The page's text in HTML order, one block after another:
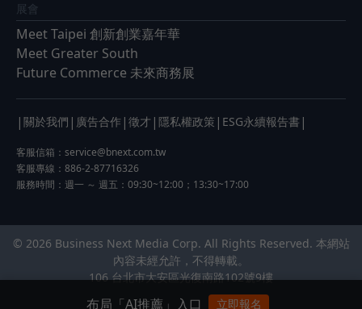
展會
Meet Taipei 創新創業嘉年華
Meet Greater South
Future Commerce 未來商務展
| 關於我們 | 廣告合作 | 徵才 | 隱私權政策 | ESG永續報告書 |
客服信箱： service@bnext.com.tw
客服專線：886-2-87716326
服務時間：週一 ～ 週五：09:30~12:00；13:30~17:00
© 2026 Business Next Media Corp. All Rights Reserved. 本網站
內容未經允許，不得轉載。
106 台北市大安區光復南路102號9樓
布局「AI推薦」入口 立即報名